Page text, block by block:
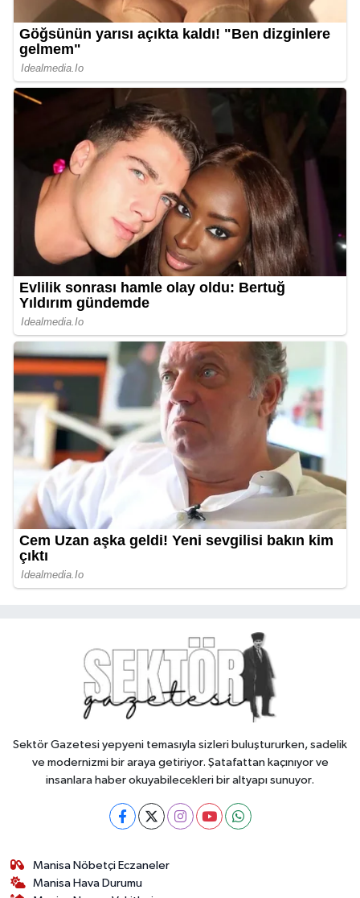
Sektör Gazetesi yepyeni temasıyla sizleri buluştururken, sadelik
ve modernizmi bir araya getiriyor. Şatafattan kaçınıyor ve
insanlara haber okuyabilecekleri bir altyapı sunuyor.
Manisa Nöbetçi Eczaneler
Manisa Hava Durumu